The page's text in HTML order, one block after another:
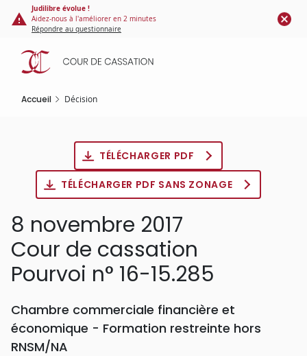
Panneau de gestion des cookies
contenu
principal
Judilibre évolue !
Aidez-nous à l'améliorer en 2 minutes
Répondre au questionnaire
Accueil Décision
TÉLÉCHARGER PDF
TÉLÉCHARGER PDF SANS ZONAGE
8 novembre 2017
Cour de cassation
Pourvoi n° 16-15.285
Chambre commerciale financière et
économique - Formation restreinte hors
RNSM/NA